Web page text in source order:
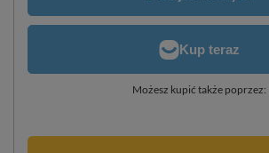
Możesz kupić także poprzez: